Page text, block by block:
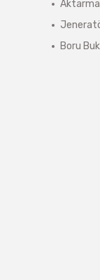
Aktarma
Boru